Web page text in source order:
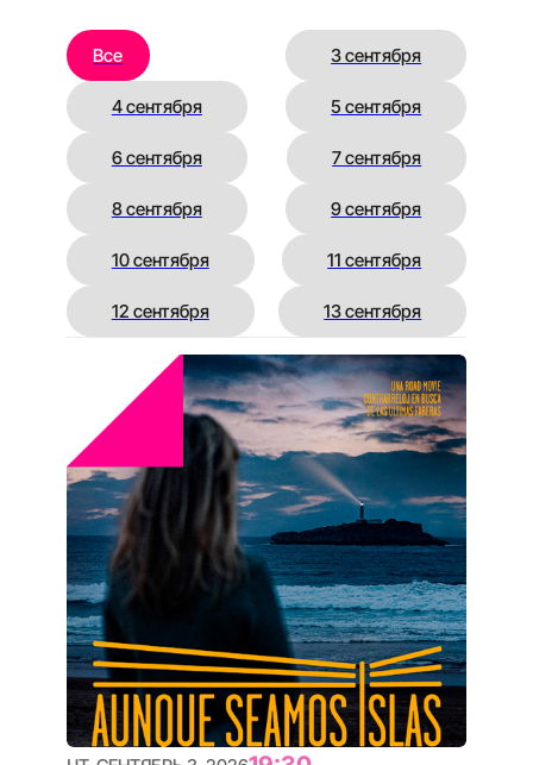
ПТ, СЕНТЯБРЬ 4, 2026
РЕКОНСТРУКЦИЯ / КТО
ПОЕДЕТ В УЛАН-БАТОР
КЦ «ОКТЯБРЬ» ЗАЛ №9
Занимательная киноархеология: опытные
режиссёры раскапывают новые мифы о кино
ДОКЕР АРТQ&A
Купить билет
Подробнее
19:30